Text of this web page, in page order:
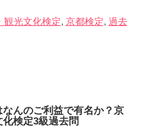
観光文化検定, 京都検定, 過去
なんのご利益で有名か？京
検定3級過去問